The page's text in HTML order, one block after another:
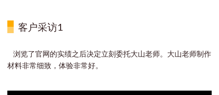
客户采访1
浏览了官网的实绩之后决定立刻委托大山老师。大山老师制作
材料非常细致，体验非常好。